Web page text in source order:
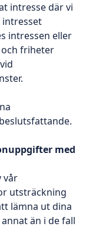
intresse där vi
intressen eller
friheter
med
vår
utsträckning
lämna ut dina
än i de fall